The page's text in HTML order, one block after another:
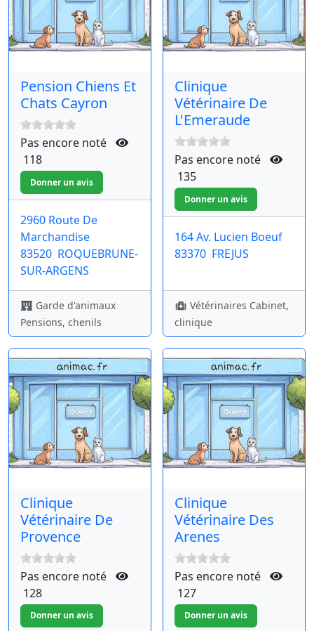
Pension Chiens Et
Chats Cayron
Pas encore noté
118
2960 Route De
Marchandise
83520 ROQUEBRUNE-
SUR-ARGENS
Garde d'animaux
Pensions, chenils
Clinique
Vétérinaire De
L'Emeraude
Pas encore noté
135
164 Av. Lucien Boeuf
83370 FREJUS
Vétérinaires Cabinet,
clinique
Clinique
Vétérinaire De
Provence
Pas encore noté
128
Clinique
Vétérinaire Des
Arenes
Pas encore noté
127